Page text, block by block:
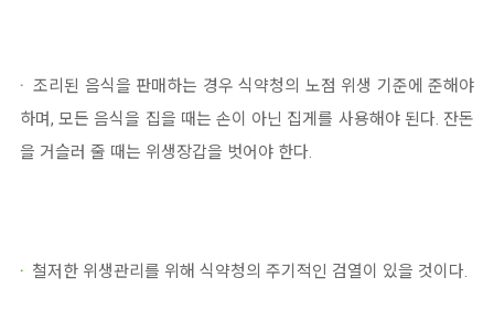
· 조리된 음식을 판매하는 경우 식약청의 노점 위생 기준에 준해야
하며, 모든 음식을 집을 때는 손이 아닌 집게를 사용해야 된다. 잔돈
을 거슬러 줄 때는 위생장갑을 벗어야 한다.
· 철저한 위생관리를 위해 식약청의 주기적인 검열이 있을 것이다.